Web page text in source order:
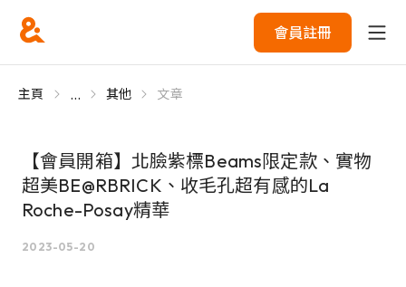
會員註冊
主頁 ... 其他 文章
【會員開箱】北臉紫標Beams限定款、實物
超美BE@RBRICK、收毛孔超有感的La
Roche-Posay精華
2023-05-20